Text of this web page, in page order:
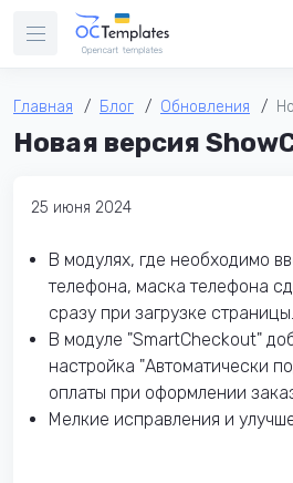
Главная Блог Обновления
Новая версия
25 июня 2024
В модулях, где необходимо
телефона, маска телефона
сразу при загрузке страницы.
В модуле "SmartCheckout"
настройка "Автоматически
оплаты при оформлении
Мелкие исправления и